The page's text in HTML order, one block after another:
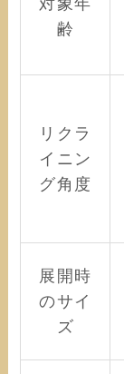
齢
リクラ
イニン
グ角度
展開時
のサイ
ズ